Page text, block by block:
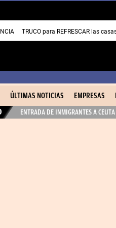
TRUCO para REFRESCAR las
ÚLTIMAS NOTICIAS EMPRESAS
ENTRADA DE INMIGRANTES A